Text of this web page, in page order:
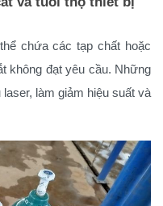
chứa các tạp chất hoặc
không đạt yêu cầu. Những
làm giảm hiệu suất và